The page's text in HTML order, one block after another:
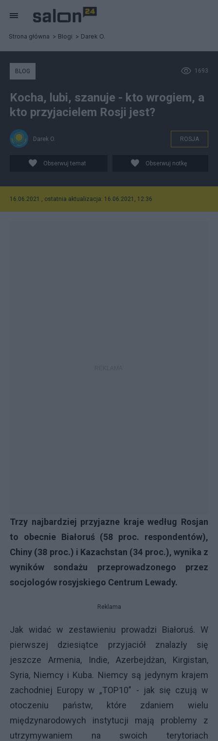
Strona główna Blogi Darek O.
1693
BLOG
Kocha, lubi, szanuje - kto wrogiem, a
kto przyjacielem Rosji jest?
Darek O. ROSJA
Obserwuj temat Obserwuj notkę
16.06.2021 , ostatnia aktualizacja: 16.06.2021, 12:36
Trzy najbardziej przyjazne kraje według Rosjan
to obecnie Białoruś (58 proc. respondentów),
Chiny (38 proc.) i Kazachstan (34 proc.), wynika z
wyników sondażu przeprowadzonego przez
socjologów rosyjskiego Centrum Lewady.
Reklama
Jak widać w zestawieniu prowadzi Białoruś. W
pierwszej dziesiątce przyjaciół znalazły się
jeszcze Armenia, Indie, Azerbejdżan, Kirgistan,
Syria, Niemcy i Kuba. Niemcy są jedynym krajem
zachodniej Europy w „TOP10” - jak się czują w
otoczeniu państw, które zdaniem wielu
międzynarodowych instytucji mają problemy z
utrzymywaniem na swoich terytoriach